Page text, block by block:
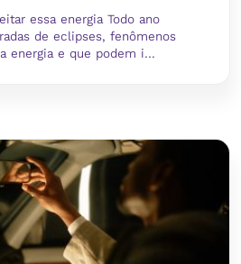
essa energia Todo ano
de eclipses, fenômenos
energia e que podem i...